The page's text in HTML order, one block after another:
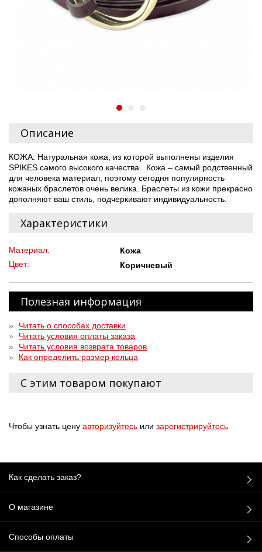
Описание
КОЖА: Натуральная кожа, из которой выполнены изделия
SPIKES самого высокого качества. Кожа – самый родственный
для человека материал, поэтому сегодня популярность
кожаных браслетов очень велика. Браслеты из кожи прекрасно
дополняют ваш стиль, подчеркивают индивидуальность.
Характеристики
Материал:
Кожа
Цвет:
Коричневый
Полезная информация
»
Читать о способах доставки
»
Читать условия оплаты заказа
»
Читать условия возврата товаров
»
Как определить размер кольца
С этим товаром покупают
Чтобы узнать цену авторизуйтесь или зарегистрируйтесь
Как сделать заказ?
О магазине
Способы оплаты